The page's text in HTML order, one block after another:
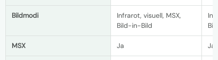
Bildmodi
Infrarot, visuell, MSX,
Bild-in-Bild
MSX Ja Ja